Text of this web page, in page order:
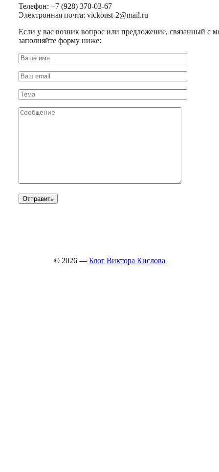
Телефон: +7 (928) 370-03-67
Электронная почта: vickonst-2@mail.ru
Если у вас возник вопрос или предложение, связанный с
заполняйте форму ниже:
© 2026 — Блог Виктора Кислова